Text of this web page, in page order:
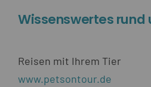
Wissenswertes rund
Reisen mit Ihrem Tier
www.petsontour.de